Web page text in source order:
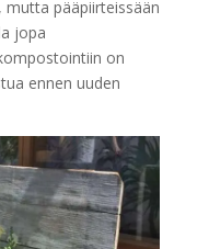
mutta pääpiirteissään
jopa
on
ennen uuden